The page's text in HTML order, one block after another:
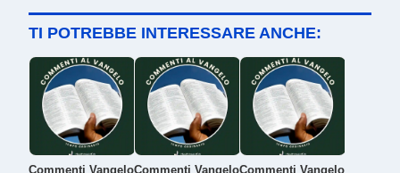
TI POTREBBE INTERESSARE ANCHE:
Commenti VangeloCommenti VangeloCommenti Vangelo